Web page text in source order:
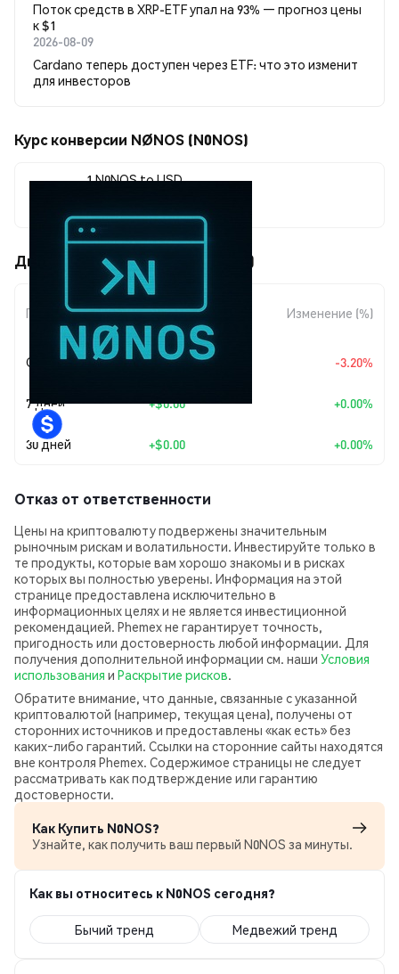
Поток средств в XRP-ETF упал на 93% — прогноз цены
к $1
2026-08-09
Cardano теперь доступен через ETF: что это изменит
для инвесторов
Курс конверсии NØNOS (N0NOS)
1 N0NOS to USD
$0.00000359
Движения цены NØNOS (N0NOS)
Период
Изменение
суммы
Изменение (%)
Сегодня $-0.00000012 -3.20%
7 дней +$0.00 +0.00%
30 дней +$0.00 +0.00%
Отказ от ответственности
Цены на криптовалюту подвержены значительным
рыночным рискам и волатильности. Инвестируйте только в
те продукты, которые вам хорошо знакомы и в рисках
которых вы полностью уверены. Информация на этой
странице предоставлена исключительно в
информационных целях и не является инвестиционной
рекомендацией. Phemex не гарантирует точность,
пригодность или достоверность любой информации. Для
получения дополнительной информации см. наши Условия
использования и Раскрытие рисков.
Обратите внимание, что данные, связанные с указанной
криптовалютой (например, текущая цена), получены от
сторонних источников и предоставлены «как есть» без
каких‑либо гарантий. Ссылки на сторонние сайты находятся
вне контроля Phemex. Содержимое страницы не следует
рассматривать как подтверждение или гарантию
достоверности.
Как Купить N0NOS?
Узнайте, как получить ваш первый N0NOS за минуты.
Как вы относитесь к N0NOS сегодня?
Бычий тренд Медвежий тренд